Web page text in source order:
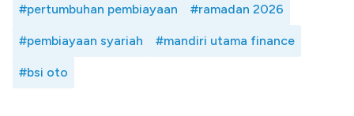
#pertumbuhan pembiayaan #ramadan 2026
#pembiayaan syariah #mandiri utama finance
#bsi oto